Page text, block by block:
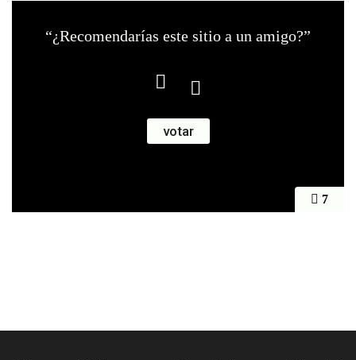
7
“¿Recomendarías este sitio a un amigo?”